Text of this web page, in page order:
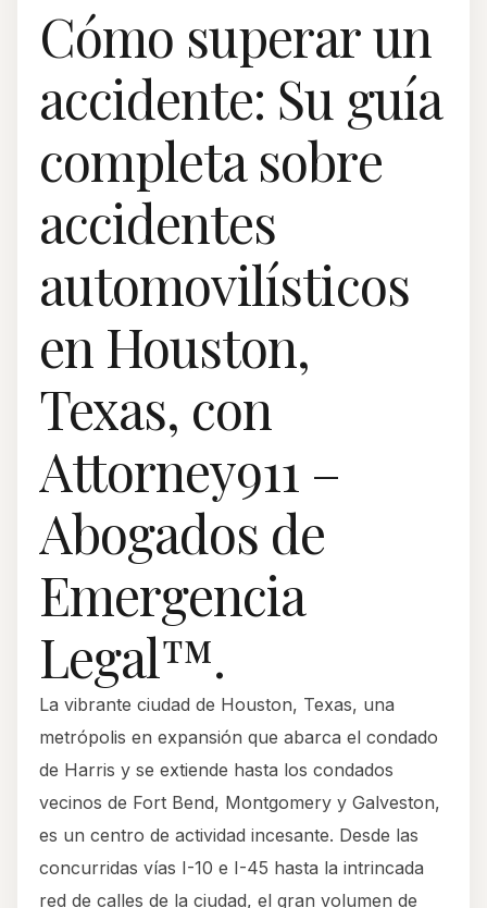
Cómo superar un
accidente: Su guía
completa sobre
accidentes
automovilísticos
en Houston,
Texas, con
Attorney911 –
Abogados de
Emergencia
Legal™.
La vibrante ciudad de Houston, Texas, una
metrópolis en expansión que abarca el condado
de Harris y se extiende hasta los condados
vecinos de Fort Bend, Montgomery y Galveston,
es un centro de actividad incesante. Desde las
concurridas vías I-10 e I-45 hasta la intrincada
red de calles de la ciudad, el gran volumen de